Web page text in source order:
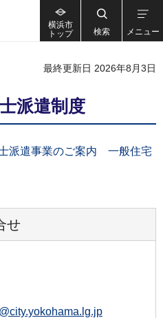
横浜市
トップ
検索 メニュー
最終更新日 2026年8月3日
派遣制度
派遣事業のご案内 一般住宅
せ